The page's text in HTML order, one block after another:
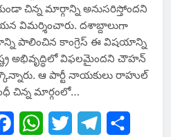
చిన్న మార్గాన్ని అనుసరిస్తోందని
విమర్శించారు. దశాబ్దాలుగా
పాలించిన కాంగ్రెస్ ఈ విషయాన్ని
అభివృద్ధిలో విఫలమైందని చౌహన్
ఆ పార్టీ నాయకులు రాహుల్
చిన్న మార్గంలో…
FacebookWhatsApp
Twitter Telegram